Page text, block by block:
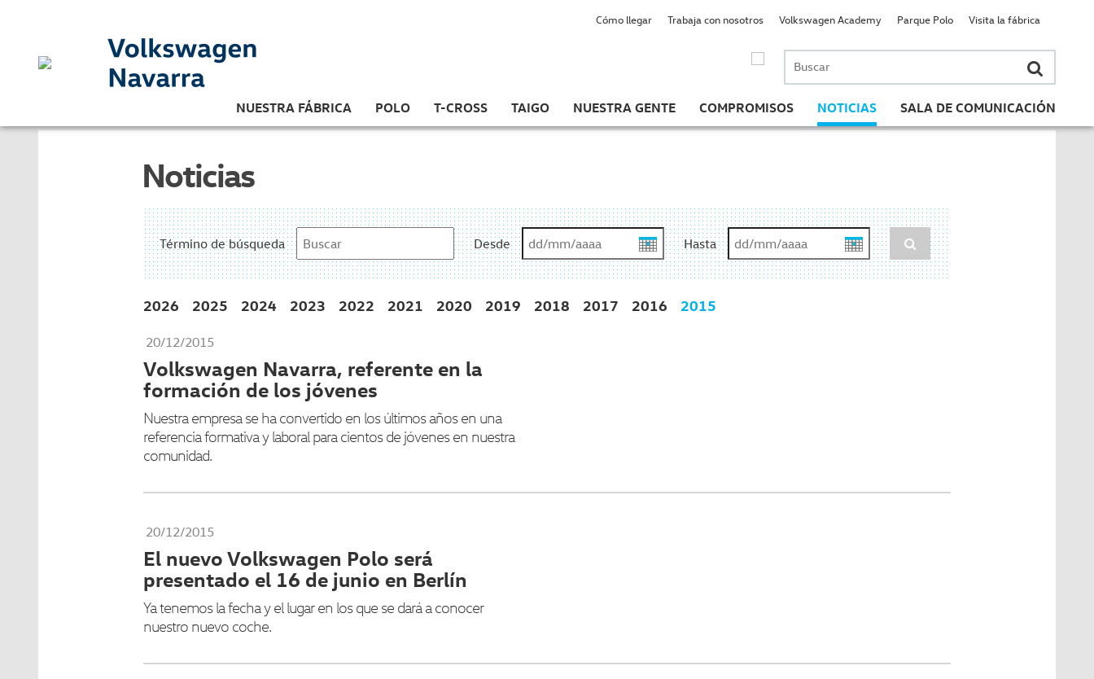
Buscar
por:
NUESTRA FÁBRICA POLO T-CROSS TAIGO NUESTRA GENTE COMPROMISOS NOTICIAS SALA DE COMUNICACIÓN
Cómo llegar Trabaja con nosotros Volkswagen Academy Parque Polo Visita la fábrica
Noticias
Término de búsqueda Desde Hasta
2026 2025 2024 2023 2022 2021 2020 2019 2018 2017 2016 2015
20/12/2015
Volkswagen Navarra, referente en la
formación de los jóvenes
Nuestra empresa se ha convertido en los últimos años en una
referencia formativa y laboral para cientos de jóvenes en nuestra
comunidad.
20/12/2015
El nuevo Volkswagen Polo será
presentado el 16 de junio en Berlín
Ya tenemos la fecha y el lugar en los que se dará a conocer
nuestro nuevo coche.